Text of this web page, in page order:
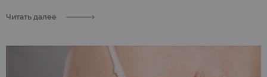
Читать далее